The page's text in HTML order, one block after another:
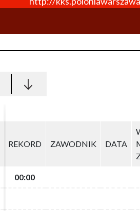
REKORD ZAWODNIK DATA
00:00
REKORD ZAWODNIK DATA
00:00